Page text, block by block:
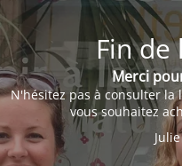
Fin de
Merci
N'hésitez pas à consulter la
vous souhaitez